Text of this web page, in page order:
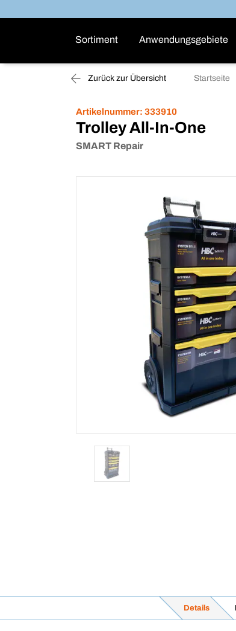
Sortiment Anwendungsgebiete
Zurück zur Übersicht Startseite
Artikelnummer: 333910
Trolley All-In-One
SMART Repair
Details